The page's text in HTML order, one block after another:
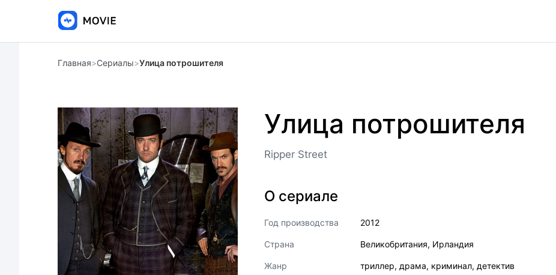
Главная>Сериалы>Улица потрошителя
Улица потрошителя
Ripper Street
О сериале
Год производства 2012
Страна Великобритания, Ирландия
Жанр триллер, драма, криминал, детектив